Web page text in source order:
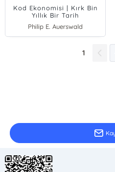
Kod Ekonomisi | Kırk Bin
Yıllık Bir Tarih
Philip E. Auerswald
1